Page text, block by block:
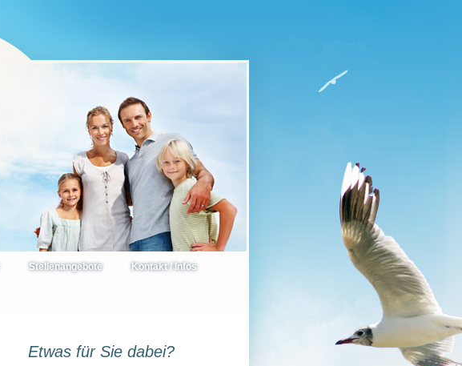
Stellenangebote Kontakt / Infos
Etwas für Sie dabei?